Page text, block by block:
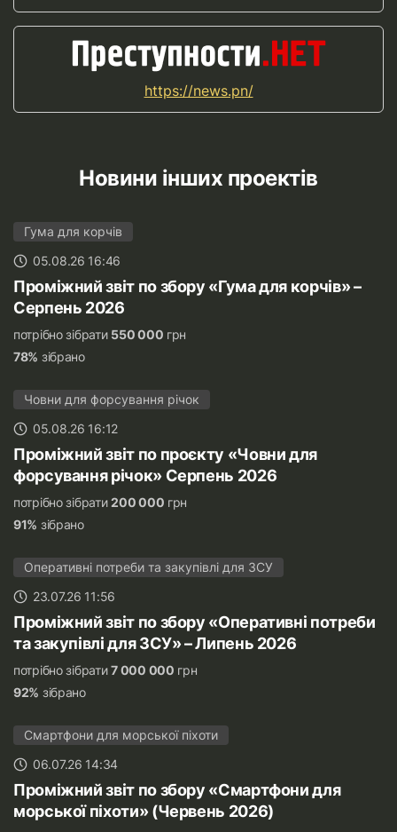
https://news.pn/
Новини інших проектів
Гума для корчів
05.08.26 16:46
Проміжний звіт по збору «Гума для корчів» –
Серпень 2026
потрібно зібрати 550 000 грн
78% зібрано
Човни для форсування річок
05.08.26 16:12
Проміжний звіт по проєкту «Човни для
форсування річок» Серпень 2026
потрібно зібрати200 000 грн
91% зібрано
Оперативні потреби та закупівлі для ЗСУ
23.07.26 11:56
Проміжний звіт по збору «Оперативні потреби
та закупівлі для ЗСУ» – Липень 2026
потрібно зібрати7 000 000 грн
92% зібрано
Смартфони для морської піхоти
06.07.26 14:34
Проміжний звіт по збору «Смартфони для
морської піхоти» (Червень 2026)